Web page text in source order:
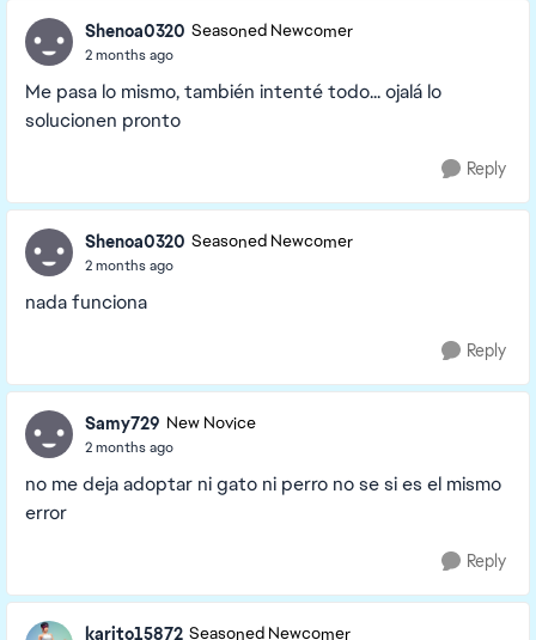
Shenoa0320 Seasoned Newcomer
2 months ago
Me pasa lo mismo, también intenté todo... ojalá lo
solucionen pronto
Reply
Shenoa0320 Seasoned Newcomer
2 months ago
nada funciona
Reply
Samy729 New Novice
2 months ago
no me deja adoptar ni gato ni perro no se si es el mismo
error
Reply
karito15872 Seasoned Newcomer